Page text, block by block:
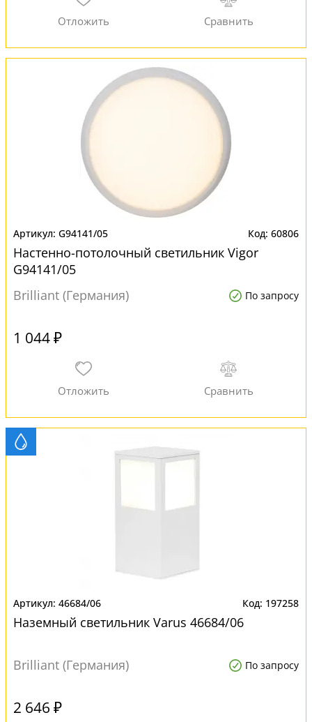
G94141/05 60806
Настенно-потолочный светильник Vigor
G94141/05
Brilliant (Германия)
По запросу
1 044 ₽
46684/06 197258
Наземный светильник Varus 46684/06
Brilliant (Германия) По запросу
2 646 ₽